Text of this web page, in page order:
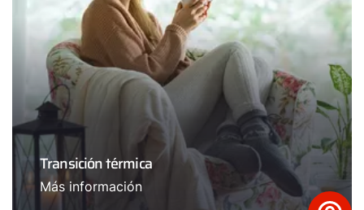
Transición térmica
Más información